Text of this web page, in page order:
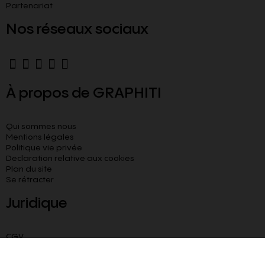
Partenariat
Nos réseaux sociaux
À propos de GRAPHITI
Qui sommes nous
Mentions légales
Politique vie privée
Declaration relative aux cookies​
Plan du site
Se rétracter
Juridique
CGV